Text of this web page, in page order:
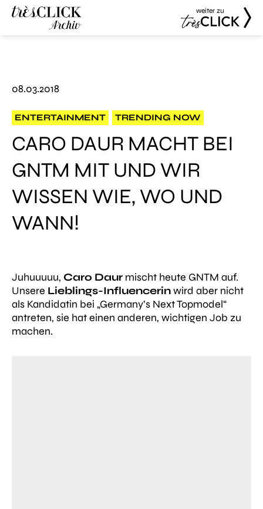
weiter zu
08.03.2018
ENTERTAINMENT TRENDING NOW
CARO DAUR MACHT BEI
GNTM MIT UND WIR
WISSEN WIE, WO UND
WANN!
Juhuuuuu, Caro Daur mischt heute GNTM auf.
Unsere Lieblings-Influencerinwird aber nicht
als Kandidatin bei „Germany’s Next Topmodel“
antreten, sie hat einen anderen, wichtigen Job zu
machen.